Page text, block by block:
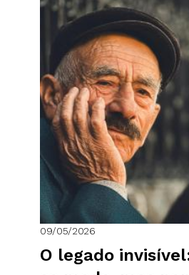
09/05/2026
O legado